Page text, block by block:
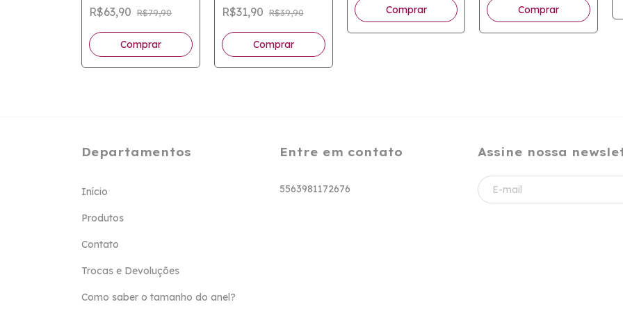
Banhado a Ouro 18k
R$63,90 R$79,90
Banhado a Prata
R$31,90 R$39,90
Comprar
Comprar Comprar
Departamentos
Início
Produtos
Contato
Trocas e Devoluções
Como saber o tamanho do anel?
Entre em contato
5563981172676
Assine nossa